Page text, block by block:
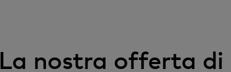
La nostra offerta di